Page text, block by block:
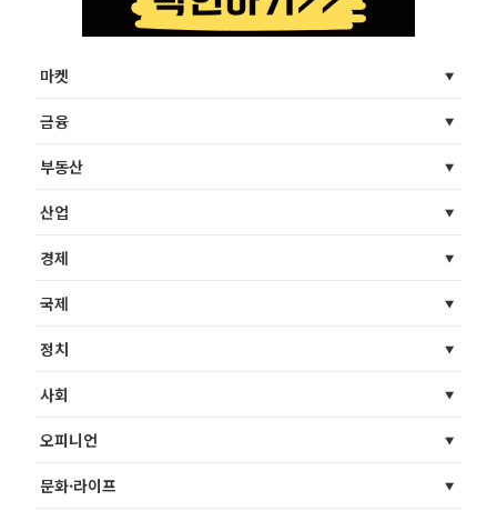
마켓
금융
부동산
산업
경제
국제
정치
사회
오피니언
문화·라이프